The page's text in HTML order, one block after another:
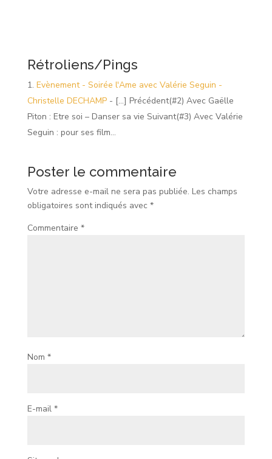
Rétroliens/Pings
Evènement - Soirée l'Ame avec Valérie Seguin -
Christelle DECHAMP- […] Précédent(#2) Avec Gaëlle
Piton : Etre soi – Danser sa vie Suivant(#3) Avec Valérie
Seguin : pour ses film…
Poster le commentaire
Votre adresse e-mail ne sera pas publiée. Les champs
obligatoires sont indiqués avec *
Commentaire *
Nom *
E-mail *